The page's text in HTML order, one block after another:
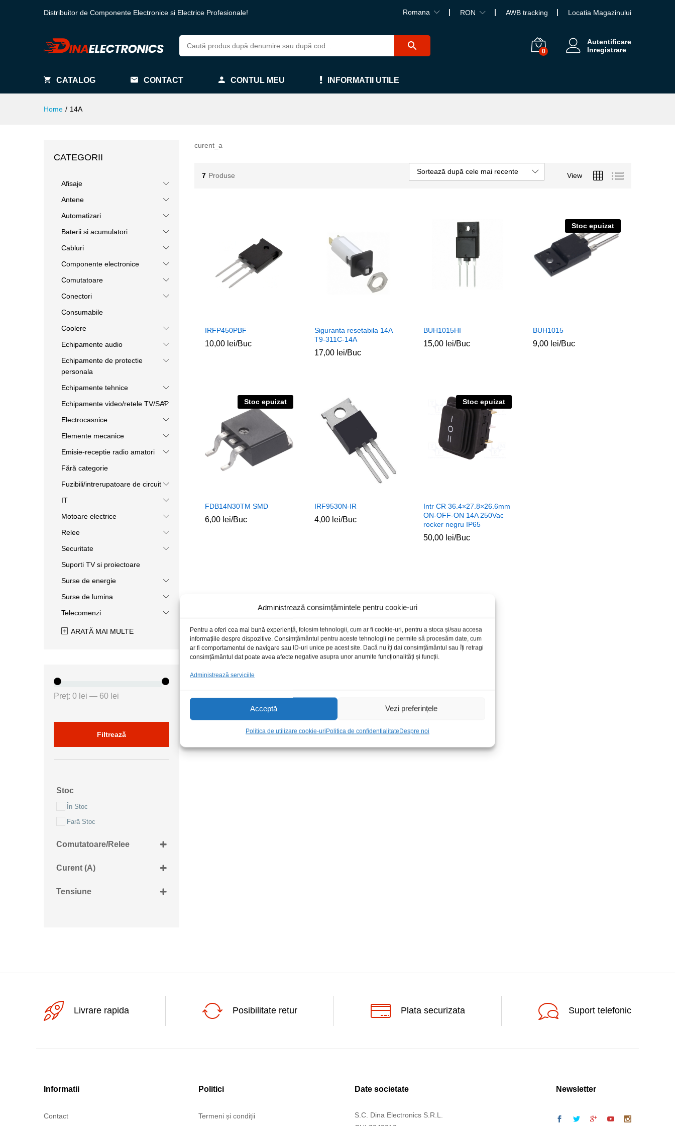
Administrează consimțămintele pentru cookie-uri
Pentru a oferi cea mai bună experiență, folosim tehnologii, cum ar fi cookie-uri, pentru a stoca și/sau accesa
informațiile despre dispozitive. Consimțământul pentru aceste tehnologii ne permite să procesăm date, cum
ar fi comportamentul de navigare sau ID-uri unice pe acest site. Dacă nu îți dai consimțământul sau îți retragi
consimțământul dat poate avea afecte negative asupra unor anumite funcționalități și funcții.
Administrează serviciile
Acceptă Vezi preferințele
Politica de utilizare cookie-uriPolitica de confidentialitateDespre noi
Distribuitor de Componente Electronice si Electrice Profesionale! Romana RON AWB tracking Locatia Magazinului
0
Autentificare
Inregistrare
CATALOG CONTACT CONTUL MEU INFORMATII UTILE
Home / 14A
curent_a
7 Produse View
Sortează după cele mai recente
IRFP450PBF
10,00 lei/Buc
10,00 lei
Siguranta resetabila 14A
T9-311C-14A
17,00 lei/Buc
17,00 lei
BUH1015HI
15,00 lei/Buc
15,00 lei
Stoc epuizat
BUH1015
9,00 lei/Buc
9,00 lei
Stoc epuizat
FDB14N30TM SMD
6,00 lei/Buc
6,00 lei
IRF9530N-IR
4,00 lei/Buc
4,00 lei
Stoc epuizat
Intr CR 36.4×27.8×26.6mm
ON-OFF-ON 14A 250Vac
rocker negru IP65
50,00 lei/Buc
50,00 lei
CATEGORII
Afisaje
Antene
Automatizari
Baterii si acumulatori
Cabluri
Componente electronice
Comutatoare
Conectori
Consumabile
Coolere
Echipamente audio
Echipamente de protectie
personala
Echipamente tehnice
Echipamente video/retele TV/SAT
Electrocasnice
Elemente mecanice
Emisie-receptie radio amatori
Fără categorie
Fuzibili/intrerupatoare de circuit
IT
Motoare electrice
Relee
Securitate
Suporti TV si proiectoare
Surse de energie
Surse de lumina
Telecomenzi
ARATĂ MAI MULTE
Filtrează
Preț: 0 lei — 60 lei
Stoc
În Stoc
Fară Stoc
Comutatoare/Relee
Curent (A)
Tensiune
Livrare rapida Posibilitate retur Plata securizata Suport telefonic
Informatii
Contact
Politici
Termeni și condiții
Date societate
S.C. Dina Electronics S.R.L.
Newsletter